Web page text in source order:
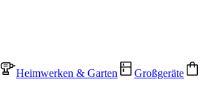
Heimwerken & Garten Großgeräte